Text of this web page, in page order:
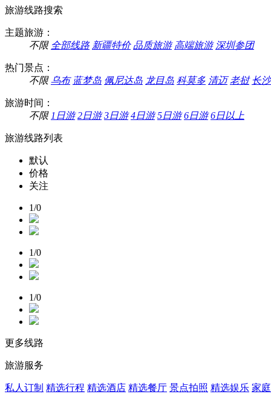
旅游线路搜索
主题旅游：
不限 全部线路 新疆特价 品质旅游 高端旅游 深圳参团
热门景点：
不限 乌布 蓝梦岛 佩尼达岛 龙目岛 科莫多 清迈 老挝 长沙
旅游时间：
不限 1日游 2日游 3日游 4日游 5日游 6日游 6日以上
旅游线路列表
默认
价格
关注
1/0
1/0
1/0
更多线路
旅游服务
私人订制 精选行程 精选酒店 精选餐厅 景点拍照 精选娱乐 家